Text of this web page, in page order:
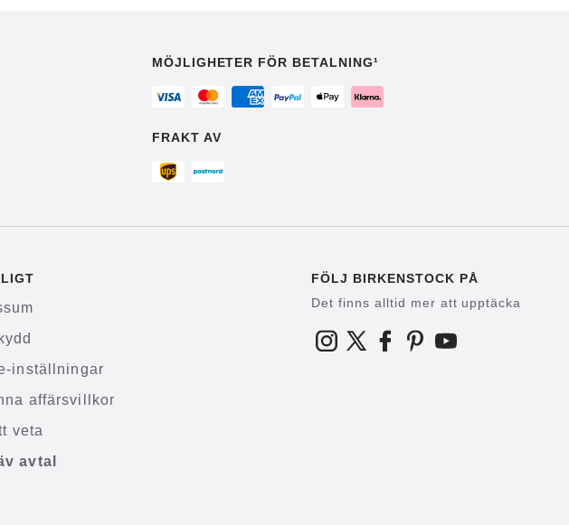
MÖJLIGHETER FÖR BETALNING¹
FRAKT AV
inställningar
affärsvillkor
veta
avtal
FÖLJ BIRKENSTOCK PÅ
Det finns alltid mer att upptäcka